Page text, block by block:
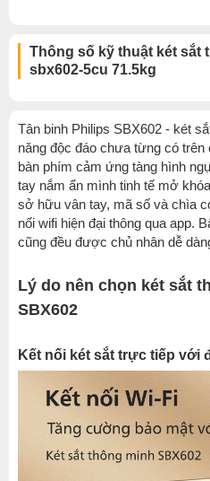
Thông số kỹ thuật két sắt
sbx602-5cu 71.5kg
Tân binh Philips SBX602 - két
năng độc đáo chưa từng có trên
bàn phím cảm ứng tàng hình
tay nắm ẩn mình tinh tế mở
sở hữu vân tay, mã số và chìa
nối wifi hiện đại thông qua app.
cũng đều được chủ nhân dễ
Lý do nên chọn két sắt
SBX602
Kết nối két sắt trực tiếp với